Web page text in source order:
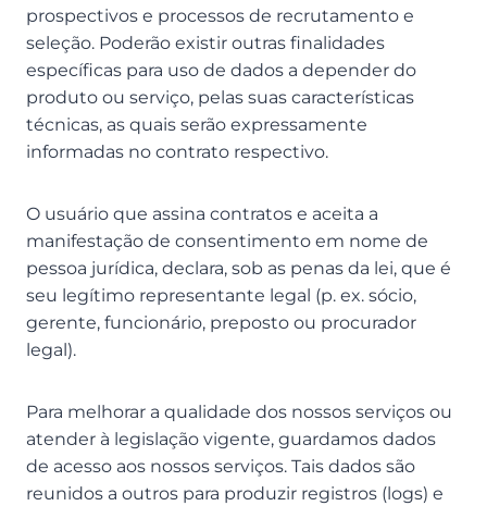
prospectivos e processos de recrutamento e
seleção. Poderão existir outras finalidades
específicas para uso de dados a depender do
produto ou serviço, pelas suas características
técnicas, as quais serão expressamente
informadas no contrato respectivo.
O usuário que assina contratos e aceita a
manifestação de consentimento em nome de
pessoa jurídica, declara, sob as penas da lei, que é
seu legítimo representante legal (p. ex. sócio,
gerente, funcionário, preposto ou procurador
legal).
Para melhorar a qualidade dos nossos serviços ou
atender à legislação vigente, guardamos dados
de acesso aos nossos serviços. Tais dados são
reunidos a outros para produzir registros (logs) e